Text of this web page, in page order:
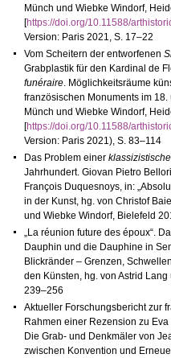
Münch und Wiebke Windorf,
[https://doi.org/10.11588/
Version: Paris 2021, S. 17–22
Vom Scheitern der entworfenen
Grabplastik für den Kardinal de
funéraire. Möglichkeitsräume
französischen Monuments im
Münch und Wiebke Windorf,
[https://doi.org/10.11588/
Version: Paris 2021), S. 83–114
Das Problem einer
Jahrhundert. Giovan Pietro
François Duquesnoys, in:
in der Kunst, hg. von Christof
und Wiebke Windorf, Bielefeld
„La réunion future des époux“.
Dauphin und die Dauphine in
Blickränder – Grenzen,
den Künsten, hg. von Astrid
239–256
Aktueller Forschungsbericht zur
Rahmen einer Rezension zu
Die Grab- und Denkmäler von
zwischen Konvention und